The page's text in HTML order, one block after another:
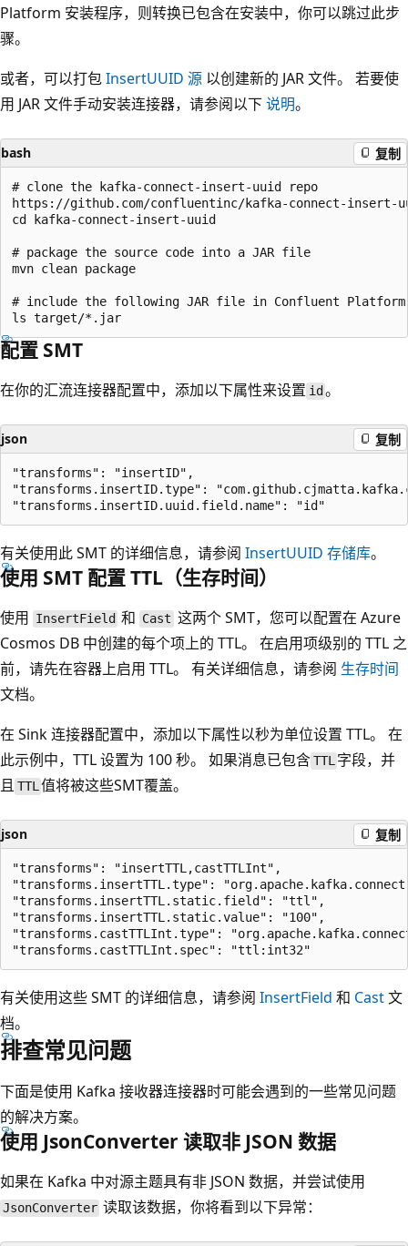
Platform 安装程序，则转换已包含在安装中，你可以跳过此步
骤。
或者，可以打包InsertUUID 源 以创建新的 JAR 文件。 若要使
用 JAR 文件手动安装连接器，请参阅以下说明。
bash 复制
# clone the kafka-connect-insert-uuid repo
https://github.com/confluentinc/kafka-connect-insert-
cd kafka-connect-insert-uuid
# package the source code into a JAR file
mvn clean package
# include the following JAR file in Confluent
配置 SMT
在你的汇流连接器配置中，添加以下属性来设置 id 。
json 复制
"transforms": "insertID",
"transforms.insertID.type":
有关使用此 SMT 的详细信息，请参阅 InsertUUID 存储库。
使用 SMT 配置 TTL（生存时间）
使用 InsertField 和 Cast 这两个 SMT，您可以配置在 Azure
Cosmos DB 中创建的每个项上的 TTL。 在启用项级别的 TTL 之
前，请先在容器上启用 TTL。 有关详细信息，请参阅 生存时间
文档。
在 Sink 连接器配置中，添加以下属性以秒为单位设置 TTL。 在
此示例中，TTL 设置为 100 秒。 如果消息已包含TTL 字段，并
且 TTL值将被这些SMT覆盖。
json 复制
"transforms": "insertTTL,castTTLInt",
"transforms.insertTTL.type":
"transforms.insertTTL.static.field": "ttl",
"transforms.insertTTL.static.value": "100",
"transforms.castTTLInt.type":
有关使用这些 SMT 的详细信息，请参阅 InsertField 和 Cast文
档。
排查常见问题
下面是使用 Kafka 接收器连接器时可能会遇到的一些常见问题
的解决方案。
使用 JsonConverter 读取非 JSON 数据
如果在 Kafka 中对源主题具有非 JSON 数据，并尝试使用
JsonConverter 读取该数据，你将看到以下异常：